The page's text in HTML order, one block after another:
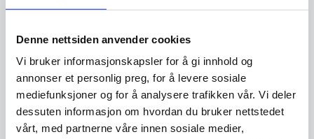
Denne nettsiden anvender cookies
Vi bruker informasjonskapsler for å gi innhold og
annonser et personlig preg, for å levere sosiale
mediefunksjoner og for å analysere trafikken vår. Vi deler
dessuten informasjon om hvordan du bruker nettstedet
vårt, med partnerne våre innen sosiale medier,
mest på nett nå
Mens frykten for virus fremdeles er størst, er
også bekymringen for ID-tyveri og
bankkortmisbruk stor. Hele 8 av 10 nordmenn
tror også kunstig intelligens vil gjøre det enda
enklere å bli svindlet på nett. Det viser NorSIS
i NSM-rapporten «Nordmenn og Digital